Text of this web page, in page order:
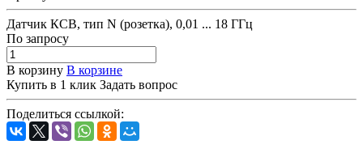
Датчик КСВ, тип N (розетка), 0,01 ... 18 ГГц
По запросу
В корзину В корзине
Купить в 1 клик Задать вопрос
Поделиться ссылкой: